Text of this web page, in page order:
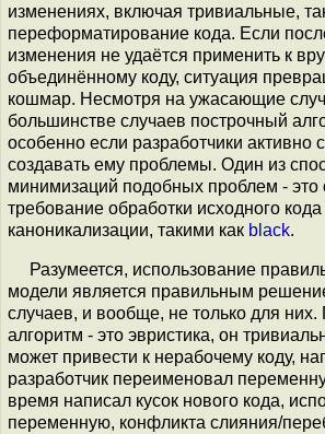
изменениях, включая тривиальные,
пеpефоpматирование кода. Если
изменения не удаётся применить к
объединённому коду, ситуация
кошмар. Несмотря на ужасающие
большинстве случаев построчный
особенно если разработчики активно
создавать ему проблемы. Один из
минимизаций подобных проблем - это
требование обработки исходного
каноникализации, такими как black.
Разумеется, использование
модели является правильным
случаев, и вообще, не только для
алгоритм - это эвристика, он
может привести к нерабочему коду,
разработчик переименовал
время написал кусок нового кода,
переменную, конфликта слияния/